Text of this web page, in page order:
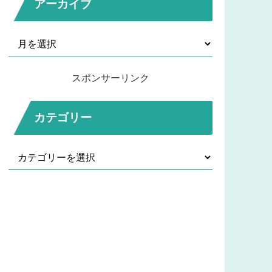
アーカイブ
スポンサーリンク
カテゴリー